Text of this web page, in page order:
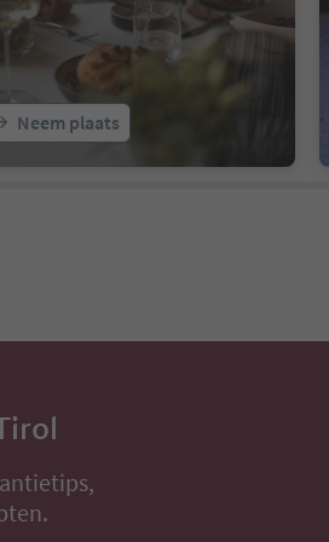
Neem plaats